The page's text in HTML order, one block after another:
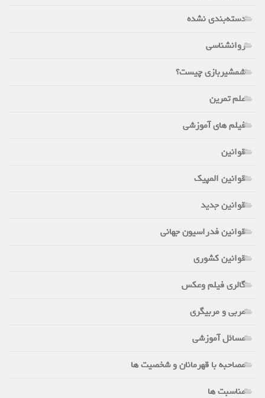
دسته‌بندی نشده
روانشناسی
شمشیربازی چیست؟
علم تمرین
فیلم های آموزشی
قوانین
قوانین المپیک
قوانین جدید
قوانین فدراسیون جهانی
قوانین کشوری
گالری فیلم وعکس
مربی و مربیگری
مسائل آموزشی
مصاحبه با قهرمانان و شخصیت ها
مناسبت ها